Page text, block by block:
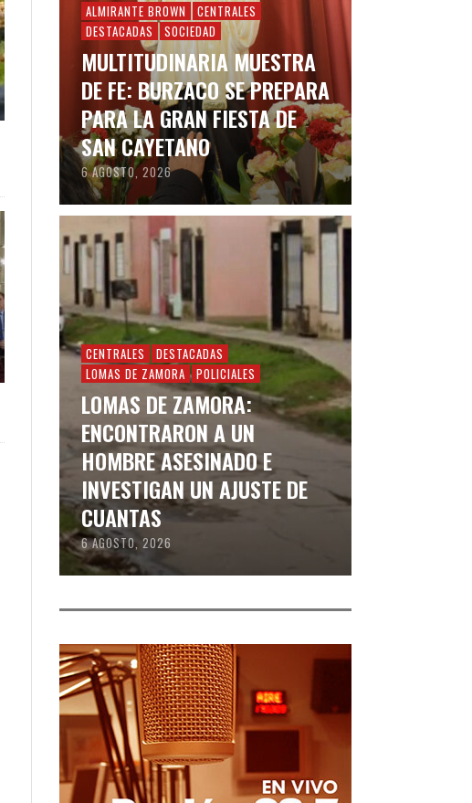
ALMIRANTE BROWN
CENTRALES
DESTACADAS
SOCIEDAD
MULTITUDINARIA MUESTRA
DE FE: BURZACO SE PREPARA
PARA LA GRAN FIESTA DE
SAN CAYETANO
6 AGOSTO, 2026
CENTRALES
DESTACADAS
LOMAS DE ZAMORA
POLICIALES
LOMAS DE ZAMORA:
ENCONTRARON A UN
HOMBRE ASESINADO E
INVESTIGAN UN AJUSTE DE
CUANTAS
6 AGOSTO, 2026